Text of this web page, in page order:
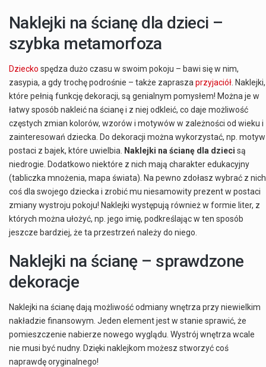
Naklejki na ścianę dla dzieci –
szybka metamorfoza
Dziecko spędza dużo czasu w swoim pokoju – bawi się w nim,
zasypia, a gdy trochę podrośnie – także zaprasza przyjaciół . Naklejki,
które pełnią funkcję dekoracji, są genialnym pomysłem! Można je w
łatwy sposób nakleić na ścianę i z niej odkleić, co daje możliwość
częstych zmian kolorów, wzorów i motywów w zależności od wieku i
zainteresowań dziecka. Do dekoracji można wykorzystać, np. motyw
postaci z bajek, które uwielbia.
Naklejki na ścianę dla dzieci są
niedrogie. Dodatkowo niektóre z nich mają charakter edukacyjny
(tabliczka mnożenia, mapa świata). Na pewno zdołasz wybrać z nich
coś dla swojego dziecka i zrobić mu niesamowity prezent w postaci
zmiany wystroju pokoju! Naklejki występują również w formie liter, z
których można ułożyć, np. jego imię, podkreślając w ten sposób
jeszcze bardziej, że ta przestrzeń należy do niego.
Naklejki na ścianę – sprawdzone
dekoracje
Naklejki na ścianę dają możliwość odmiany wnętrza przy niewielkim
nakładzie finansowym. Jeden element jest w stanie sprawić, że
pomieszczenie nabierze nowego wyglądu. Wystrój wnętrza wcale
nie musi być nudny. Dzięki naklejkom możesz stworzyć coś
naprawdę oryginalnego!